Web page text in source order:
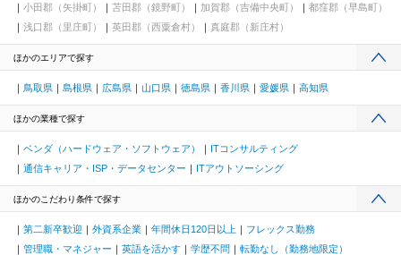
小田郡（矢掛町）
苫田郡（鏡野町） 加賀郡（吉備中央町）
都窪郡（早島町）
浅口郡（里庄町）
英田郡（西粟倉村） 真庭郡（新庄村）
ほかのエリアで探す
鳥取県 島根県 広島県 山口県 徳島県 香川県 愛媛県 高知県
ほかの業種で探す
ベンダ（ハードウェア・ソフトウェア）
ITコンサルティング
通信キャリア・ISP・データセンター
ITアウトソーシング
ほかのこだわり条件で探す
第二新卒歓迎 外資系企業 年間休日120日以上
フレックス勤務
管理職・マネジャー
英語を活かす 学歴不問
転勤なし（勤務地限定）